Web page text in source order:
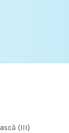
(III)